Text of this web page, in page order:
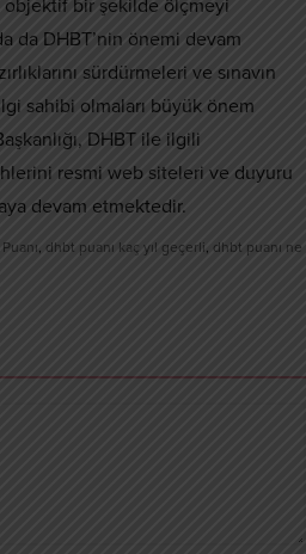
bir şekilde ölçmeyi
da DHBT’nin önemi devam
sürdürmeleri ve sınavın
sahibi olmaları büyük önem
DHBT ile ilgili
resmi web siteleri ve duyuru
devam etmektedir.
dhbt puanı kaç yıl geçerli dhbt puanı ne